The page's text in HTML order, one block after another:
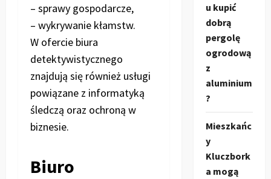
– sprawy gospodarcze,
– wykrywanie kłamstw.
W ofercie biura
detektywistycznego
znajdują się również usługi
powiązane z informatyką
śledczą oraz ochroną w
biznesie.
Biuro
u kupić
dobrą
pergolę
ogrodową
z
aluminium
?
Mieszkańc
y
Kluczbork
a mogą